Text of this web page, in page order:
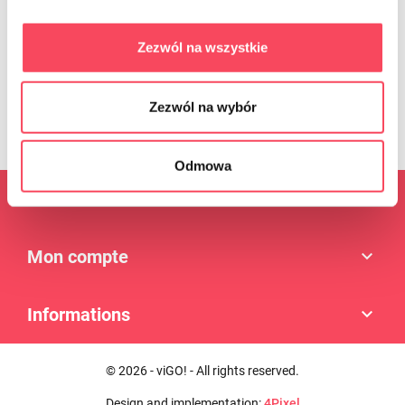
Zezwól na wszystkie
Zezwól na wybór
Odmowa
l'e-mail. Le retrait du consentement n'affecte pas la licéité du
traitement qui a été effectué sur la base du consentement avant
son retrait. L'administrateur traite les données conformément à
Politique de confidentialité. Règles de protection des données
personnelles.
Produits 
Mon compte 
Informations 
© 2026 - viGO! - All rights reserved.